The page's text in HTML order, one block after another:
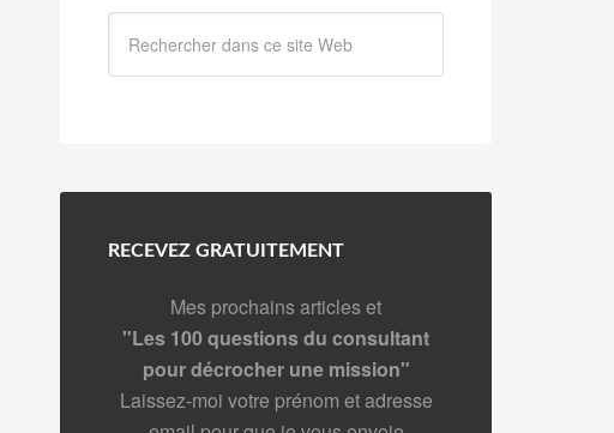
RECEVEZ GRATUITEMENT
Mes prochains articles et
"Les 100 questions du consultant
pour décrocher une mission"
Laissez-moi votre prénom et adresse